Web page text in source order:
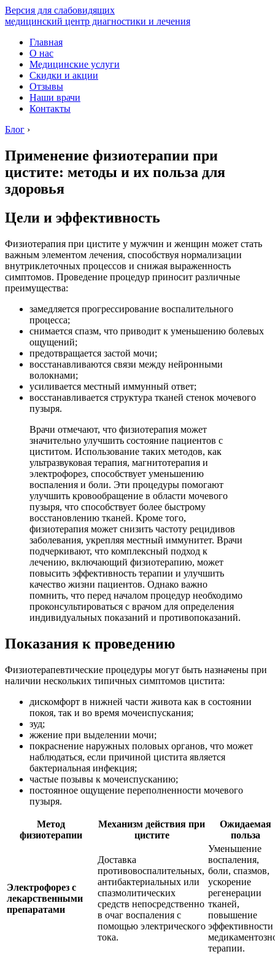
Версия для слабовидящих
медицинский центр диагностики и лечения
Главная
О нас
Медицинские услуги
Скидки и акции
Отзывы
Наши врачи
Контакты
Блог ›
Применение физиотерапии при
цистите: методы и их польза для
здоровья
Цели и эффективность
Физиотерапия при цистите у мужчин и женщин может стать
важным элементом лечения, способствуя нормализации
внутриклеточных процессов и снижая выраженность
симптомов. Проведение процедур приносит различные
преимущества:
замедляется прогрессирование воспалительного
процесса;
снимается спазм, что приводит к уменьшению болевых
ощущений;
предотвращается застой мочи;
восстанавливаются связи между нейронными
волокнами;
усиливается местный иммунный ответ;
восстанавливается структура тканей стенок мочевого
пузыря.
Врачи отмечают, что физиотерапия может
значительно улучшить состояние пациентов с
циститом. Использование таких методов, как
ультразвуковая терапия, магнитотерапия и
электрофорез, способствует уменьшению
воспаления и боли. Эти процедуры помогают
улучшить кровообращение в области мочевого
пузыря, что способствует более быстрому
восстановлению тканей. Кроме того,
физиотерапия может снизить частоту рецидивов
заболевания, укрепляя местный иммунитет. Врачи
подчеркивают, что комплексный подход к
лечению, включающий физиотерапию, может
повысить эффективность терапии и улучшить
качество жизни пациентов. Однако важно
помнить, что перед началом процедур необходимо
проконсультироваться с врачом для определения
индивидуальных показаний и противопоказаний.
Показания к проведению
Физиотерапевтические процедуры могут быть назначены при
наличии нескольких типичных симптомов цистита:
дискомфорт в нижней части живота как в состоянии
покоя, так и во время мочеиспускания;
зуд;
жжение при выделении мочи;
покраснение наружных половых органов, что может
наблюдаться, если причиной цистита является
бактериальная инфекция;
частые позывы к мочеиспусканию;
постоянное ощущение переполненности мочевого
пузыря.
Метод
физиотерапии
Механизм действия при
цистите
Ожидаемая
польза
Электрофорез с
лекарственными
препаратами
Доставка
противовоспалительных,
антибактериальных или
спазмолитических
средств непосредственно
в очаг воспаления с
помощью электрического
тока.
Уменьшение
воспаления,
боли, спазмов,
ускорение
регенерации
тканей,
повышение
эффективности
терапии.